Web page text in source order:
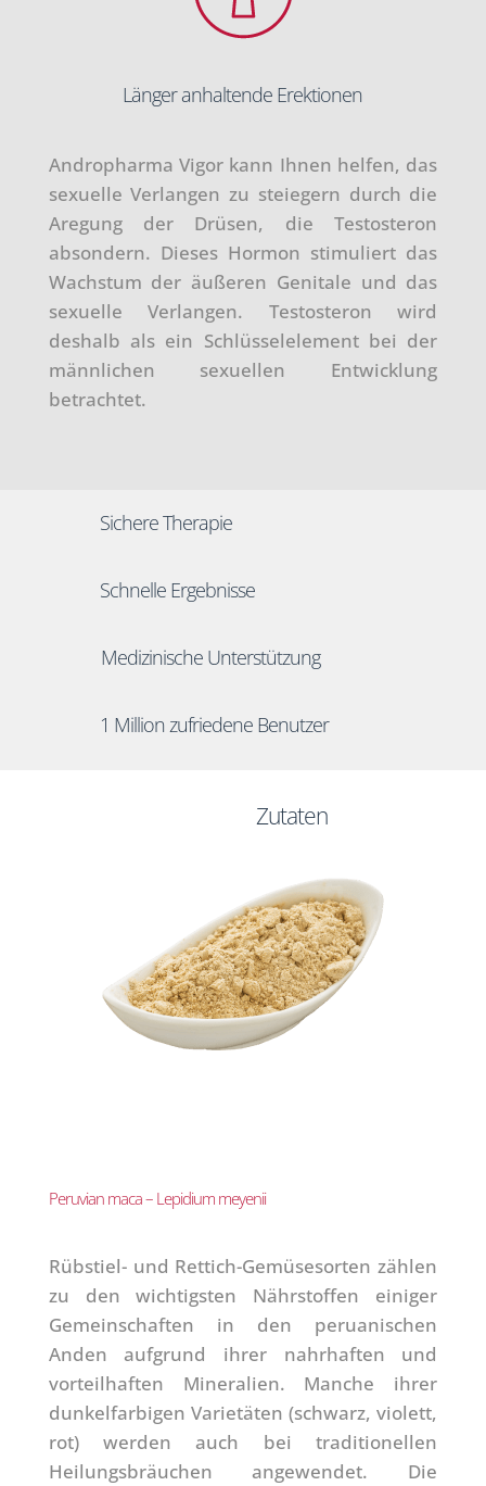
Länger anhaltende Erektionen
Andropharma Vigor kann Ihnen helfen, das
sexuelle Verlangen zu steiegern durch die
Aregung der Drüsen, die Testosteron
absondern. Dieses Hormon stimuliert das
Wachstum der äußeren Genitale und das
sexuelle Verlangen. Testosteron wird
deshalb als ein Schlüsselelement bei der
männlichen sexuellen Entwicklung
betrachtet.
Sichere Therapie
Schnelle Ergebnisse
Medizinische Unterstützung
1 Million zufriedene Benutzer
Zutaten
Peruvian maca – Lepidium meyenii
Rübstiel- und Rettich-Gemüsesorten zählen
zu den wichtigsten Nährstoffen einiger
Gemeinschaften in den peruanischen
Anden aufgrund ihrer nahrhaften und
vorteilhaften Mineralien. Manche ihrer
dunkelfarbigen Varietäten (schwarz, violett,
rot) werden auch bei traditionellen
Heilungsbräuchen angewendet. Die